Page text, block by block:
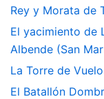
Rey y Morata de
El yacimiento de
Albende (San
La Torre de
El Batallón